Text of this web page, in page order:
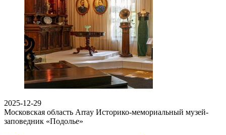
2025-12-29
Московская область Array Историко-мемориальный музей-
заповедник «Подолье»